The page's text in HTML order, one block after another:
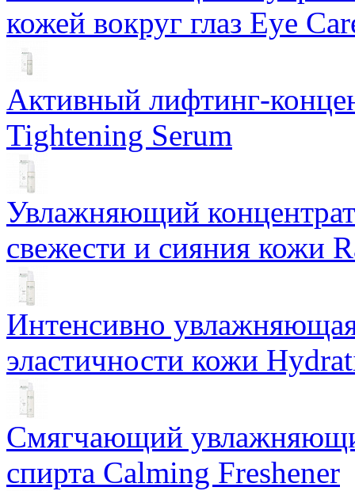
кожей вокруг глаз Eye
Активный лифтинг-
Tightening Serum
Увлажняющий
свежести и сияния кожи
Интенсивно
эластичности кожи
Смягчающий
спирта Calming Freshener